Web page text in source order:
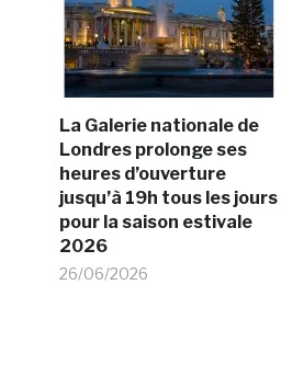
La Galerie nationale de
Londres prolonge ses
heures d’ouverture
jusqu’à 19h tous les jours
pour la saison estivale
2026
26/06/2026